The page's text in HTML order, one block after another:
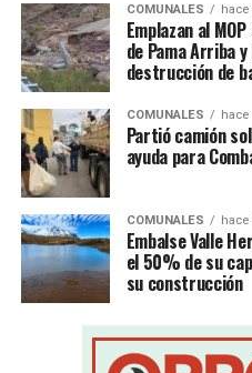
COMUNALES hace
Emplazan al
de Pama Arriba
destrucción de
COMUNALES hace
Partió camión
ayuda para
COMUNALES hace
Embalse Valle
el 50% de su
su construcción